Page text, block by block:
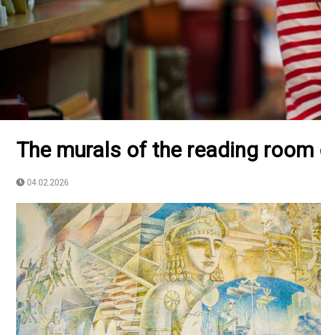
The murals of the reading
04.02.2026